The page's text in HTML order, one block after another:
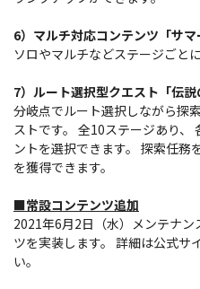
6）マルチ対応コンテンツ「サマ
ソロやマルチなどステージごと
7）ルート選択型クエスト「伝説
分岐点でルート選択しながら探
ストです。 全10ステージあり、
ントを選択できます。 探索任務
を獲得できます。
■常設コンテンツ追加
2021年6月2日（水）メンテナ
ツを実装します。 詳細は公式サ
い。